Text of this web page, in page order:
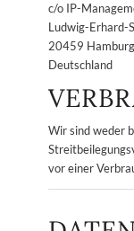
c/o IP-
Ludwig-Erhard-
20459 Hamburg
Deutschland
Wir sind weder
vor einer